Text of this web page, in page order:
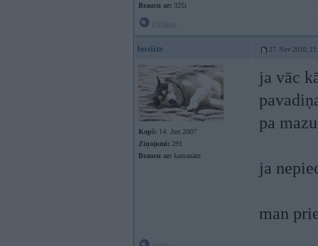
Braucu ar: 325i
bosiite 27. Nov 2010,
Kopš: 14. Jun 2007
Ziņojumi: 291
Braucu ar: kamanām
ja vāc
pa
ja
man